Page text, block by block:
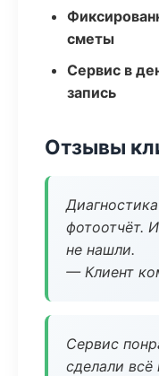
сметы
Сервис в
запись
Отзывы
фотоотчёт.
не нашли.
— Клиент
Сервис
сделали всё